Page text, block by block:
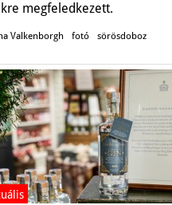
megfeledkezett.
Valkenborgh fotó sörösdoboz